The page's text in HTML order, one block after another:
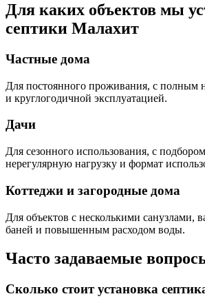
Для каких объектов мы
септики Малахит
Частные дома
Для постоянного проживания, с полным
и круглогодичной эксплуатацией.
Дачи
Для сезонного использования, с
нерегулярную нагрузку и формат
Коттеджи и загородные дома
Для объектов с несколькими санузлами,
баней и повышенным расходом воды.
Часто задаваемые
Сколько стоит установка